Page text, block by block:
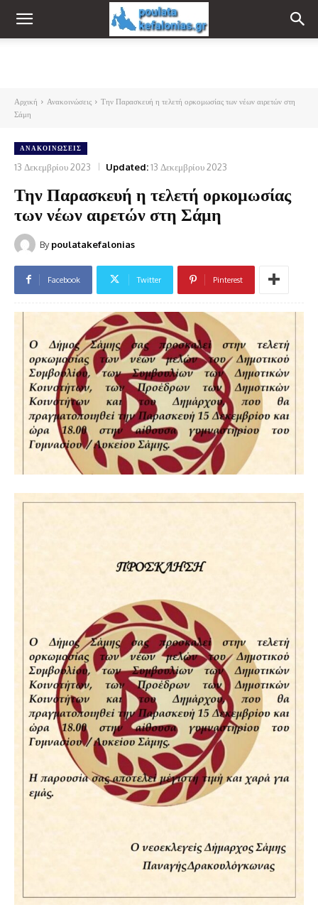
Αρχική Ανακοινώσεις
Την Παρασκευή η τελετή ορκομωσίας των νέων αιρετών στη
Σάμη
ΑΝΑΚΟΙΝΏΣΕΙΣ
13 Δεκεμβρίου 2023 Updated:13 Δεκεμβρίου 2023
Την Παρασκευή η τελετή ορκομωσίας
των νέων αιρετών στη Σάμη
By poulatakefalonias
Facebook Twitter Pinterest